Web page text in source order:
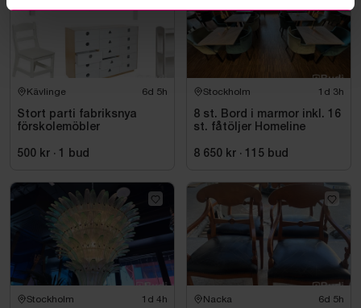
Kävlinge 6d 5h
Stort parti fabriksnya
förskolemöbler
500 kr · bud
Stockholm 1d 3h
8 st. Bord i marmor inkl. 16
st. fåtöljer Homeline
8 650 kr · 115 bud
Stockholm 1d 4h Nacka 6d 5h